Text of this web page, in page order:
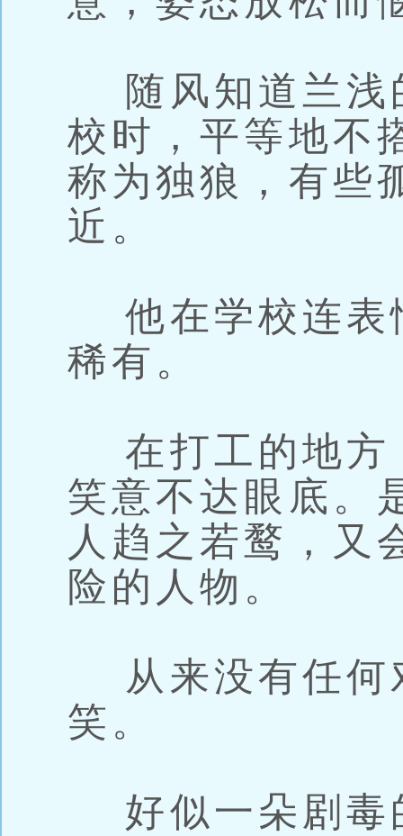
随风知道兰浅
校时，平等地不
称为独狼，有些
近。
他在学校连表
稀有。
在打工的地方
笑意不达眼底。
人趋之若鹜，又
险的人物。
从来没有任何
笑。
好似一朵剧毒